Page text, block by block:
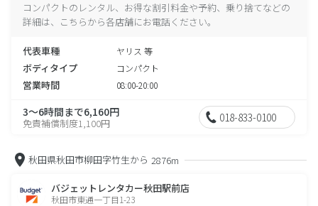
コンパクトのレンタル、お得な割引料金や予約、乗り捨てなどの
詳細は、こちらから各店舗にお電話ください。
代表車種 ヤリス 等
ボディタイプ コンパクト
営業時間 08:00-20:00
3～6時間まで6,160円
免責補償制度1,100円 018-833-0100
秋田県秋田市柳田字竹生から 2876m
バジェットレンタカー秋田駅前店
秋田市東通一丁目1-23